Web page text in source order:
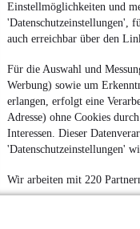
Einstellmöglichkeiten und
'Datenschutzeinstellungen',
auch erreichbar über den
Für die Auswahl und
Werbung) sowie um
erlangen, erfolgt eine
Adresse) ohne Cookies
Interessen. Dieser
'Datenschutzeinstellungen'
Wir arbeiten mit 220
Datenschutz
Erklärung zur
Report Security
Entdecke